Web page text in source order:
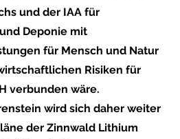
und der IAA für
Deponie mit
für Mensch und Natur
Risiken für
verbunden wäre.
wird sich daher weiter
der Zinnwald Lithium